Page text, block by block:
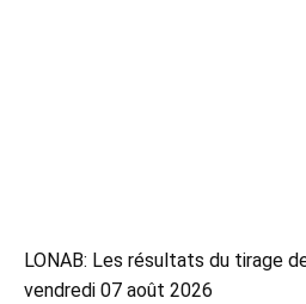
LONAB: Les résultats du tirage
vendredi 07 août 2026